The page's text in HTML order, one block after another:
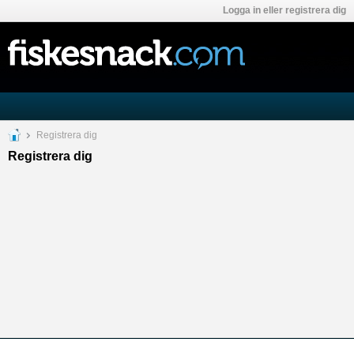
Logga in eller registrera dig
Registrera dig
Registrera dig